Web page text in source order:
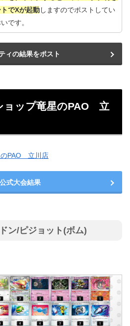
でXが起動しますのでポストしてい
です。
ィの結果をポスト
ョップ竜星のPAO 立
のPAO 立川店
公式大会結果
ン/ピジョット(ボム)